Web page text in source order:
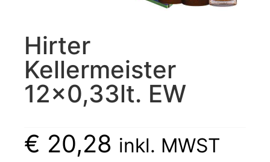
Hirter
Kellermeister
12×0,33lt. EW
€ 20,28 inkl. MWST